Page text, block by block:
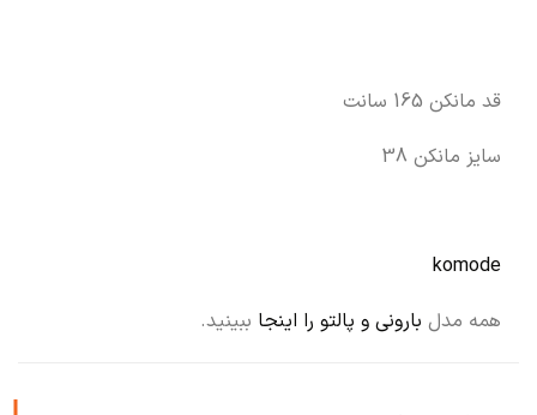
قد مانکن 165 سانت
سایز مانکن 38
komode
همه مدلبارونی و پالتو را اینجاببینید.